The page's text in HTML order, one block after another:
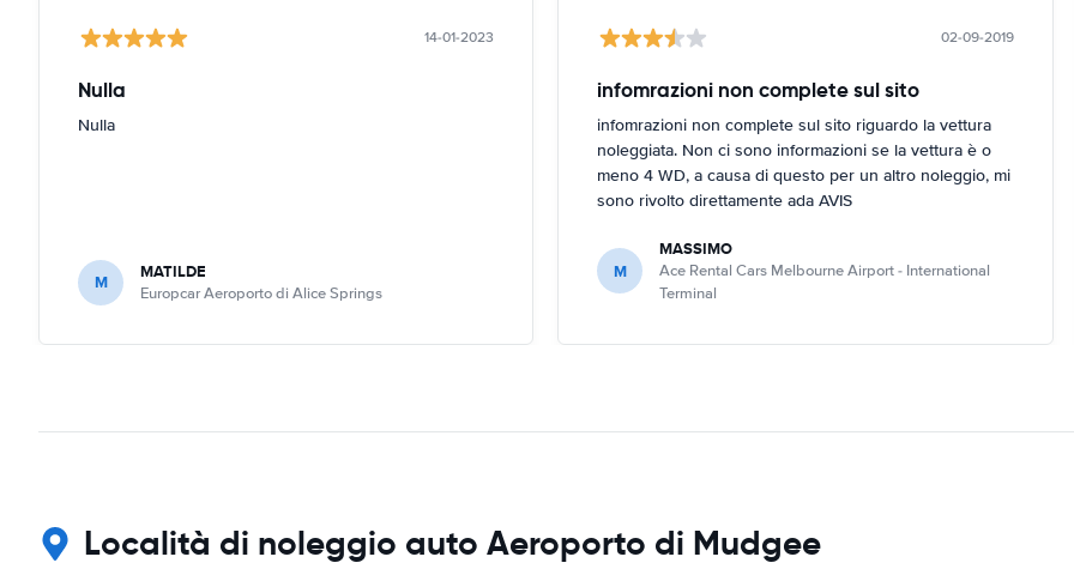
14-01-2023
Nulla
Nulla
M MATILDE
Europcar Aeroporto di Alice Springs
02-09-2019
infomrazioni non complete sul sito
infomrazioni non complete sul sito riguardo la vettura
noleggiata. Non ci sono informazioni se la vettura è o
meno 4 WD, a causa di questo per un altro noleggio, mi
sono rivolto direttamente ada AVIS
M
MASSIMO
Ace Rental Cars Melbourne Airport - International
Terminal
Località di noleggio auto Aeroporto di Mudgee